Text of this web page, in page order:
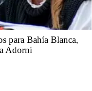
para Bahía Blanca,
Adorni